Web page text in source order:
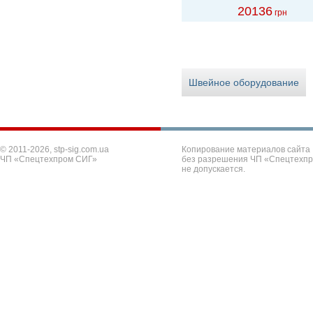
20136 грн
Швейное оборудование
© 2011-2026, stp-sig.com.ua
ЧП «Спецтехпром СИГ»
Копирование материалов сайта
без разрешения ЧП
не допускается.